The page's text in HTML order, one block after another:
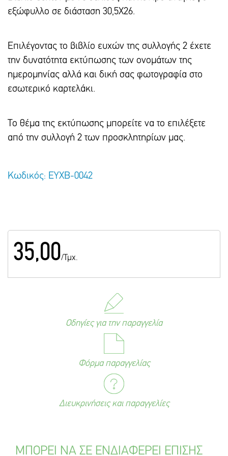
εξώφυλλο σε διάσταση 30,5X26.
Επιλέγοντας το βιβλίο ευχών της συλλογής 2 έχετε
την δυνατότητα εκτύπωσης των ονομάτων της
ημερομηνίας αλλά και δική σας φωτογραφία στο
εσωτερικό καρτελάκι.
Το θέμα της εκτύπωσης μπορείτε να το επιλέξετε
από την συλλογή 2 των προσκλητηρίων μας.
Κωδικός: ΕΥΧΒ-0042
35,00/Τμχ.
Οδηγίες για την παραγγελία
Φόρμα παραγγελίας
Διευκρινήσεις και παραγγελίες
ΜΠΟΡΕΙ ΝΑ ΣΕ ΕΝΔΙΑΦΕΡΕΙ ΕΠΙΣΗΣ